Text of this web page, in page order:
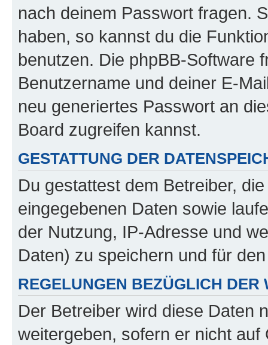
nach deinem Passwort fragen.
haben, so kannst du die
benutzen. Die phpBB-Software
Benutzername und deiner E-
neu generiertes Passwort an
Board zugreifen kannst.
GESTATTUNG DER
Du gestattest dem Betreiber,
eingegebenen Daten sowie
der Nutzung, IP-Adresse und
Daten) zu speichern und für
REGELUNGEN BEZÜGLICH DER
Der Betreiber wird diese Daten
weitergeben, sofern er nicht